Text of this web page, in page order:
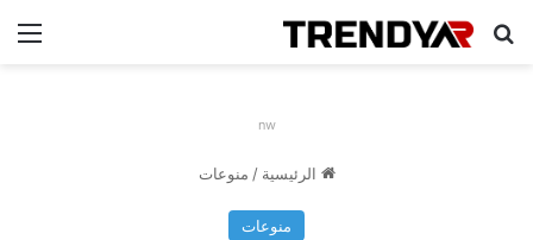
بحث عن
nw
الرئيسية / منوعات
منوعات